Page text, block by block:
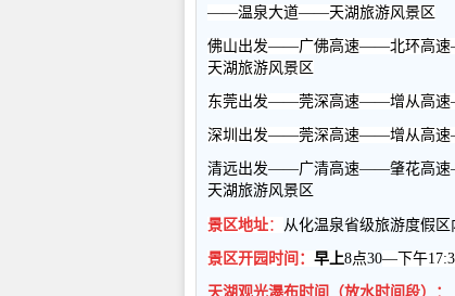
——温泉大道——天湖旅游风景区
佛山出发——广佛高速——北环高
天湖旅游风景区
东莞出发——莞深高速——增从高
深圳出发——莞深高速——增从高
清远出发——广清高速——肇花高
天湖旅游风景区
景区地址： 从化温泉省级旅游度假区
景区开园时间： 早上8点30—下午
天湖观光瀑布时间 （放水时间段）：